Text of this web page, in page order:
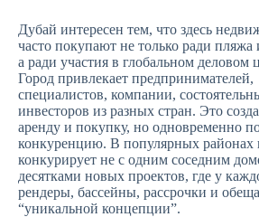
Дубай интересен тем, что здесь
часто покупают не только ради пляжа
а ради участия в глобальном деловом
Город привлекает предпринимателей,
специалистов, компании,
инвесторов из разных стран. Это
аренду и покупку, но одновременно
конкуренцию. В популярных районах
конкурирует не с одним соседним
десятками новых проектов, где у
рендеры, бассейны, рассрочки и
“уникальной концепции”.